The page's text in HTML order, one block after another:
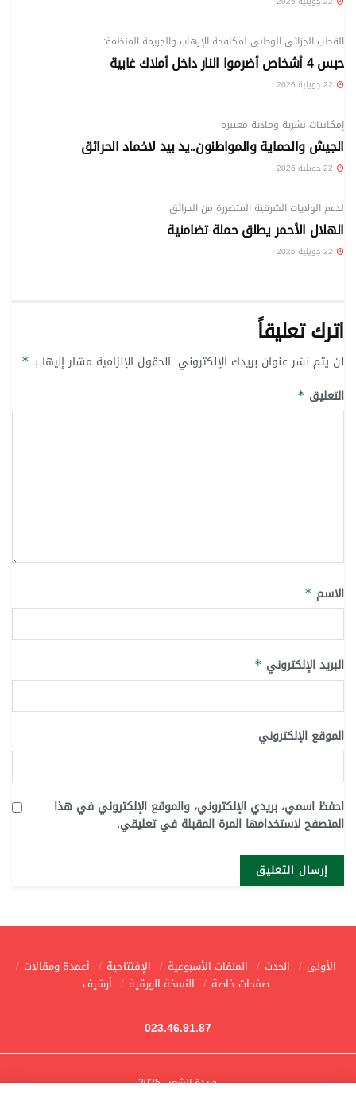
القطب الجزائي الوطني لمكافحة الإرهاب والجريمة المنظمة:
حبس 4 أشخاص أضرموا النار داخل أملاك غابية
إمكانيات بشرية ومادية معتبرة
الجيش والحماية والمواطنون..يد بيد لاخماد الحرائق
لدعم الولايات الشرقية المتضررة من الحرائق
الهلال الأحمر يطلق حملة تضامنية
اترك تعليقاً
لن يتم نشر عنوان بريدك الإلكتروني. الحقول الإلزامية مشار إليها بـ *
التعليق *
الاسم *
البريد الإلكتروني *
الموقع الإلكتروني
احفظ اسمي، بريدي الإلكتروني، والموقع الإلكتروني في هذا
المتصفح لاستخدامها المرة المقبلة في تعليقي.
الأولى الحدث الملفات الأسبوعية الإفتتاحية
أعمدة ومقالات
صفحات خاصة
النسخة الورقية أرشيف
023.46.91.87
جريدة الشعب 2025